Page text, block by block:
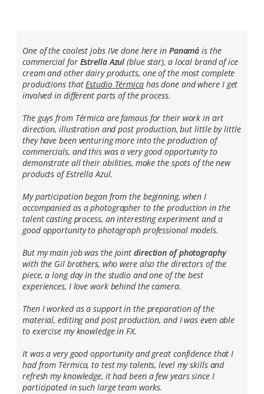
One of the coolest jobs I’ve done here in Panamá is the
commercial for Estrella Azul (blue star), a local brand of ice
cream and other dairy products, one of the most complete
productions thatEstudio Térmicahas done and where I get
involved in different parts of the process.
The guys from Térmica are famous for their work in art
direction, illustration and post production, but little by little
they have been venturing more into the production of
commercials, and this was a very good opportunity to
demonstrate all their abilities, make the spots of the new
products of Estrella Azul.
My participation began from the beginning, when I
accompanied as a photographer to the production in the
talent casting process, an interesting experiment and a
good opportunity to photograph professional models.
But my main job was the joint direction of photography
with the Gil brothers, who were also the directors of the
piece, a long day in the studio and one of the best
experiences, I love work behind the camera.
Then I worked as a support in the preparation of the
material, editing and post production, and I was even able
to exercise my knowledge in FX.
It was a very good opportunity and great confidence that I
had from Térmica, to test my talents, level my skills and
refresh my knowledge, it had been a few years since I
participated in such large team works.